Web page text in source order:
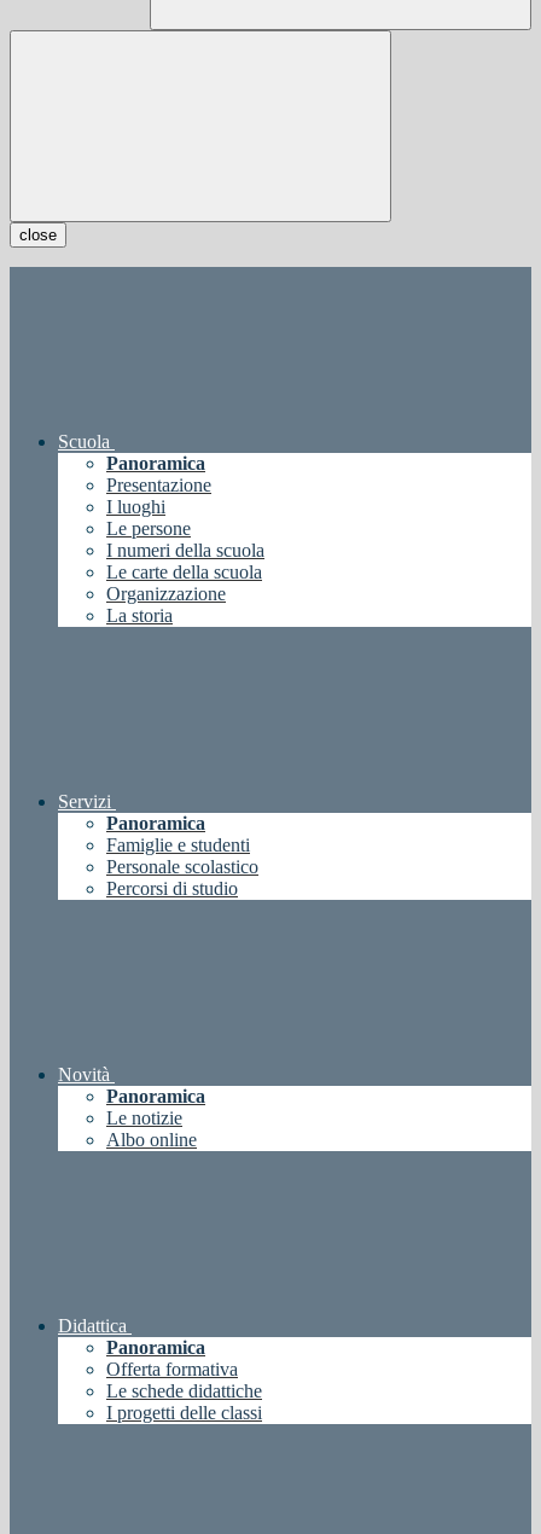
close
Scuola
Panoramica
Presentazione
I luoghi
Le persone
I numeri della scuola
Le carte della scuola
Organizzazione
La storia
Servizi
Panoramica
Famiglie e studenti
Personale scolastico
Percorsi di studio
Novità
Panoramica
Le notizie
Albo online
Didattica
Panoramica
Offerta formativa
Le schede didattiche
I progetti delle classi